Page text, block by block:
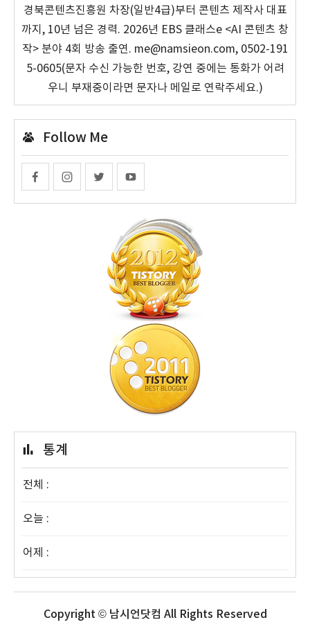
경북콘텐츠진흥원 차장(일반4급)부터 콘텐츠 제작사 대표
까지, 10년 넘은 경력. 2026년 EBS 클래스e <AI 콘텐츠 창
작> 분야 4회 방송 출연. me@namsieon.com, 0502-191
5-0605(문자 수신 가능한 번호, 강연 중에는 통화가 어려
우니 부재중이라면 문자나 메일로 연락주세요.)
Follow Me
통계
전체 :
오늘 :
어제 :
Copyright © 남시언닷컴 All Rights Reserved